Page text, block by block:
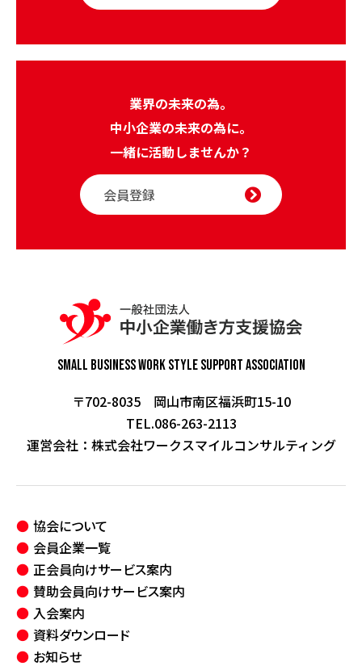
業界の未来の為。
中小企業の未来の為に。
一緒に活動しませんか？
会員登録
Small Business Work StyleSupport Association
〒702-8035 岡山市南区福浜町15-10
TEL.086-263-2113
運営会社： 株式会社ワークスマイルコンサルティング
協会について
会員企業一覧
正会員向けサービス案内
賛助会員向けサービス案内
入会案内
資料ダウンロード
お知らせ